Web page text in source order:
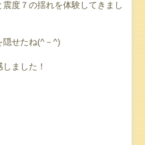
震度７の揺れを体験してきまし
隠せたね(^－^)
ました！